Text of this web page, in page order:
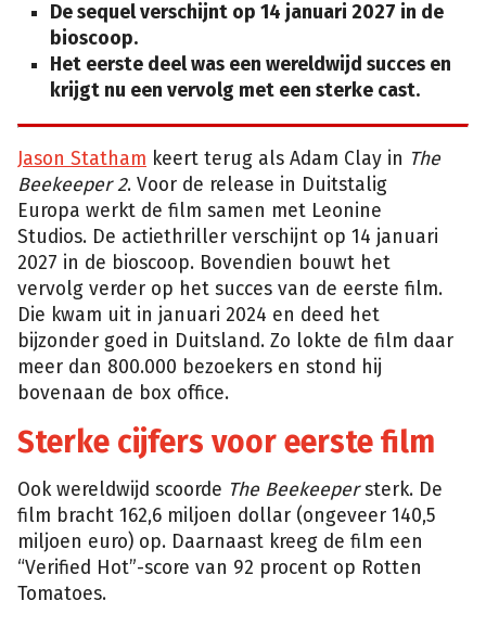
De sequel verschijnt op 14 januari 2027 in de
bioscoop.
Het eerste deel was een wereldwijd succes en
krijgt nu een vervolg met een sterke cast.
Jason Statham keert terug als Adam Clay in The
Beekeeper 2. Voor de release in Duitstalig
Europa werkt de film samen met Leonine
Studios. De actiethriller verschijnt op 14 januari
2027 in de bioscoop. Bovendien bouwt het
vervolg verder op het succes van de eerste film.
Die kwam uit in januari 2024 en deed het
bijzonder goed in Duitsland. Zo lokte de film daar
meer dan 800.000 bezoekers en stond hij
bovenaan de box office.
Sterke cijfers voor eerste film
Ook wereldwijd scoorde The Beekeepersterk. De
film bracht 162,6 miljoen dollar (ongeveer 140,5
miljoen euro) op. Daarnaast kreeg de film een
“Verified Hot”-score van 92 procent op Rotten
Tomatoes.